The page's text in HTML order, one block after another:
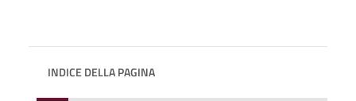
INDICE DELLA PAGINA